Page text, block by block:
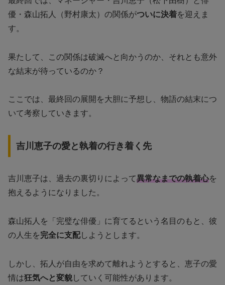
優・森山拓人（野村康太）の関係がついに決着を迎えま
す。
果たして、この関係は破滅へと向かうのか、それとも意外
な結末が待っているのか？
ここでは、最終回の展開を大胆に予想し、物語の結末につ
いて考察していきます。
吉川恵子の愛と執着の行き着く先
吉川恵子は、過去の裏切りによって異常なまでの執着心を
抱えるようになりました。
森山拓人を「完璧な俳優」に育てるという名目のもと、彼
の人生を完全に支配しようとします。
しかし、拓人が自由を求めて離れようとすると、恵子の愛
情は狂気へと変貌していく可能性があります。